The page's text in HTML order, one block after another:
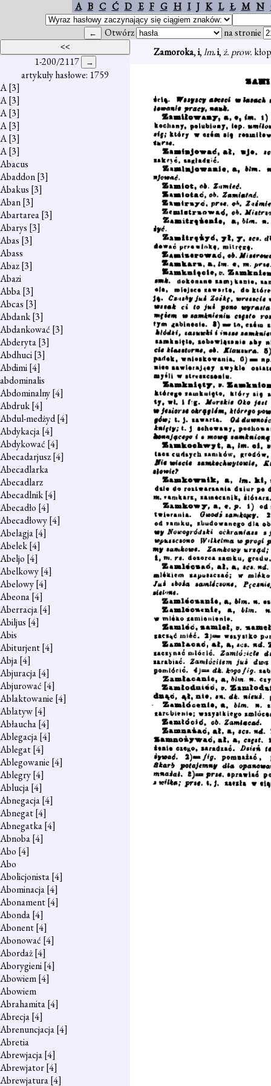
A B C Ć D E F G H I J K L Ł M N
Otwórz na stronie
1-200/2117
artykuły hasłowe: 1759
A[3]
A[3]
A[3]
A[3]
A[3]
A[3]
Abacus
Abaddon[3]
Abakus [3]
Aban[3]
Abartarea[3]
Abarys [3]
Abas [3]
Abass
Abaz[3]
Abazi
Abba[3]
Abcas [3]
Abdank[3]
Abdankować [3]
Abderyta[3]
Abdhuci[3]
Abdimi[4]
abdominalis
Abdominalny[4]
Abdruk[4]
Abdul-medżyd[4]
Abdykacja[4]
Abdykować [4]
Abecadarjusz[4]
Abecadlarka
Abecadlarz
Abecadlnik[4]
Abecadło [4]
Abecadłowy[4]
Abelagja[4]
Abelek[4]
Abeljo [4]
Abelkowy[4]
Abelowy[4]
Abeona[4]
Aberracja[4]
Abiljus [4]
Abis
Abiturjent[4]
Abja[4]
Abjuracja[4]
Abjurować [4]
Ablaktowanie [4]
Ablatyw[4]
Abłaucha[4]
Ablegacja[4]
Ablegat[4]
Ablegowanie [4]
Ablegry[4]
Ablucja[4]
Abnegacja[4]
Abnegat[4]
Abnegatka[4]
Abnoba[4]
Abo [4]
Abo
Abolicjonista[4]
Abominacja[4]
Abonament[4]
Abonda[4]
Abonent[4]
Abonować [4]
Abordaż[4]
Aborygieni[4]
Abowiem[4]
Abowiem
Abrahamita[4]
Abrecja[4]
Abrenuncjacja[4]
Abretia
Abrewjacja[4]
Abrewjator[4]
Abrewjatura[4]
Zamoroka,i,lm. i,ż. prow.